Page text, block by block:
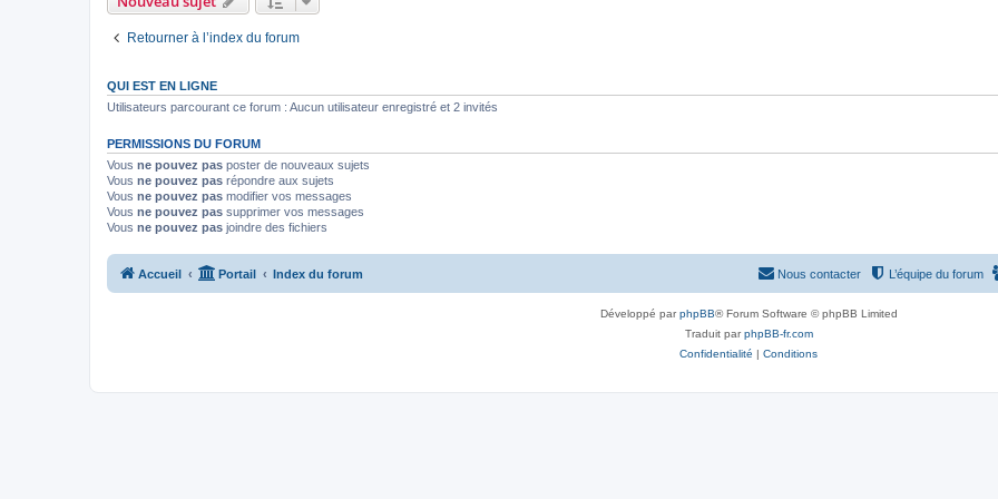
s
s
Retourner à l’index du forum
QUI EST EN LIGNE
Utilisateurs parcourant ce forum : Aucun utilisateur enregistré et 2 invités
PERMISSIONS DU FORUM
Vous ne pouvez pas poster de nouveaux sujets
Vous ne pouvez pas répondre aux sujets
Vous ne pouvez pas modifier vos messages
Vous ne pouvez pas supprimer vos messages
Vous ne pouvez pas joindre des fichiers
Accueil Portail Index du forum L’équipe du forum
Nous contacter
Développé parphpBB® Forum Software © phpBB Limited
Traduit parphpBB-fr.com
Confidentialité | Conditions